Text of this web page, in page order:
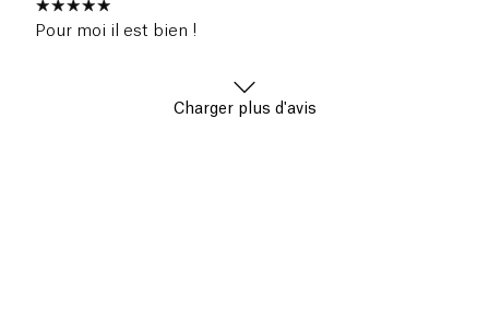
Pour moi il est bien !
Charger plus d'avis